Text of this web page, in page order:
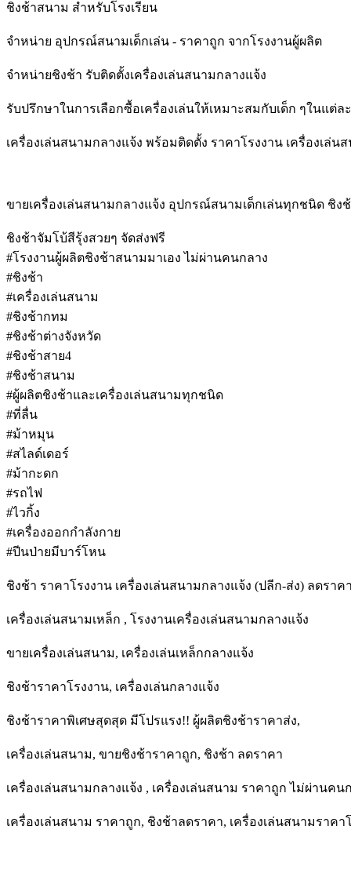
ชิงช้าสนาม สำหรับโรงเรียน
จำหน่าย อุปกรณ์สนามเด็กเล่น - ราคาถูก จากโรงงานผู้ผลิต
จำหน่ายชิงช้า รับติดตั้งเครื่องเล่นสนามกลางแจ้ง
รับปรึกษาในการเลือกซื้อเครื่องเล่นให้เหมาะสมกับเด็ก ๆในแต่ล
เครื่องเล่นสนามกลางแจ้ง พร้อมติดตั้ง ราคาโรงงาน เครื่องเล่น
ขายเครื่องเล่นสนามกลางแจ้ง อุปกรณ์สนามเด็กเล่นทุกชนิด ชิง
ชิงช้าจัมโบ้สีรุ้งสวยๆ จัดส่งฟรี
#โรงงานผู้ผลิตชิงช้าสนามมาเอง ไม่ผ่านคนกลาง
#ชิงช้า
#เครื่องเล่นสนาม
#ชิงช้ากทม
#ชิงช้าต่างจังหวัด
#ชิงช้าสาย4
#ชิงช้าสนาม
#ผู้ผลิตชิงช้าและเครื่องเล่นสนามทุกชนิด
#ที่ลื่น
#ม้าหมุน
#สไลด์เดอร์
#ม้ากะดก
#รถไฟ
#ไวกิ้ง
#เครื่องออกกำลังกาย
#ปีนป่ายมีบาร์โหน
ชิงช้า ราคาโรงงาน เครื่องเล่นสนามกลางแจ้ง (ปลีก-ส่ง) ลดรา
เครื่องเล่นสนามเหล็ก , โรงงานเครื่องเล่นสนามกลางแจ้ง
ขายเครื่องเล่นสนาม, เครื่องเล่นเหล็กกลางแจ้ง
ชิงช้าราคาโรงงาน, เครื่องเล่นกลางแจ้ง
ชิงช้าราคาพิเศษสุดสุด มีโปรแรง!! ผู้ผลิตชิงช้าราคาส่ง,
เครื่องเล่นสนาม, ขายชิงช้าราคาถูก, ชิงช้า ลดราคา
เครื่องเล่นสนามกลางแจ้ง , เครื่องเล่นสนาม ราคาถูก ไม่ผ่านคน
เครื่องเล่นสนาม ราคาถูก, ชิงช้าลดราคา, เครื่องเล่นสนามราคา